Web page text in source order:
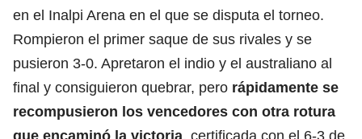
en el Inalpi Arena en el que se disputa el torneo.
Rompieron el primer saque de sus rivales y se
pusieron 3-0. Apretaron el indio y el australiano al
final y consiguieron quebrar, pero rápidamente se
recompusieron los vencedores con otra rotura
que encaminó la victoria, certificada con el 6-3 de